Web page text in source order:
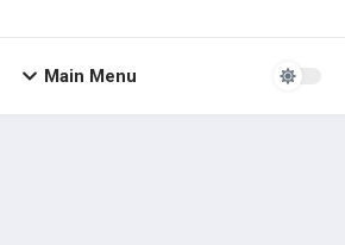
Main Menu